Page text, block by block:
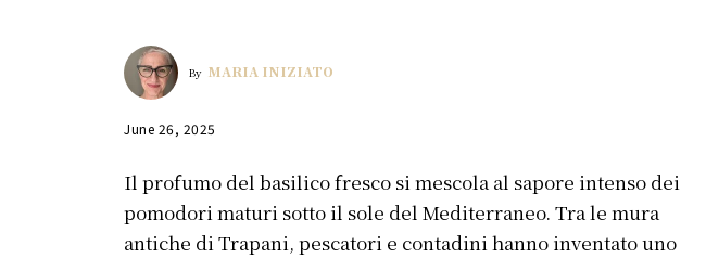
By MARIA INIZIATO
June 26, 2025
Il profumo del basilico fresco si mescola al sapore intenso dei
pomodori maturi sotto il sole del Mediterraneo. Tra le mura
antiche di Trapani, pescatori e contadini hanno inventato uno